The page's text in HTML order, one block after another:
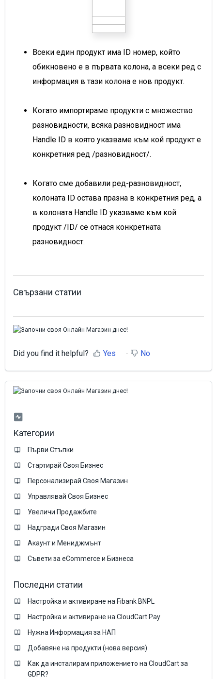
Всеки един продукт има ID номер, който
обикновено е в първата колона, а всеки ред с
информация в тази колона е нов продукт.
Когато импортираме продукти с множество
разновидности, всяка разновидност има
Handle ID в която указваме към кой продукт е
конкретния ред /разновидност/.
Когато сме добавили ред-разновидност,
колоната ID остава празна в конкретния ред, а
в колоната Handle ID указваме към кой
продукт /ID/ се отнася конкретната
разновидност.
Свързани статии
Did you find it helpful? Yes No
Категории
Първи Стъпки
Стартирай Своя Бизнес
Персонализирай Своя Магазин
Управлявай Своя Бизнес
Увеличи Продажбите
Надгради Своя Магазин
Акаунт и Мениджмънт
Съвети за eCommerce и Бизнеса
Последни статии
Настройка и активиране на Fibank BNPL
Настройка и активиране на CloudCart Pay
Нужна Информация за НАП
Добавяне на продукти (нова версия)
Как да инсталирам приложението на CloudCart за
GDPR?